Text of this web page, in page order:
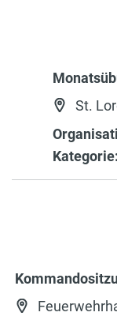
St.
Kategorie: